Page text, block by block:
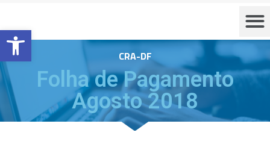
Barra de Ferramentas Aberta
CRA-DF
Folha de Pagamento
Agosto 2018